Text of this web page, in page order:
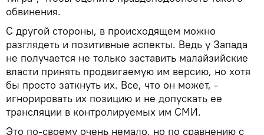
обвинения.
С другой стороны, в происходящем можно
разглядеть и позитивные аспекты. Ведь у Запада
не получается не только заставить малайзийские
власти принять продвигаемую им версию, но хотя
бы просто заткнуть их. Все, что он может, -
игнорировать их позицию и не допускать ее
трансляции в контролируемых им СМИ.
Это по-своему очень немало, но по сравнению с